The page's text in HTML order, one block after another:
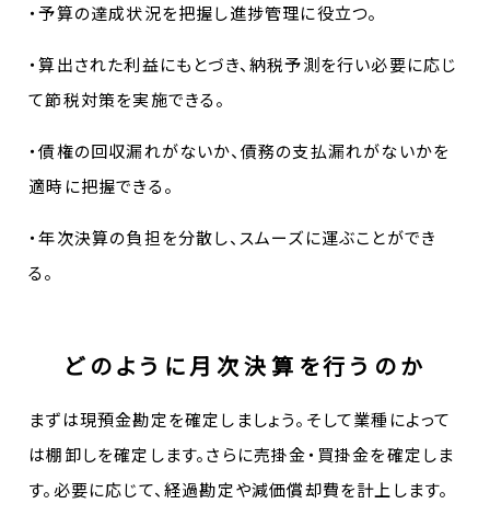
・予算の達成状況を把握し進捗管理に役立つ。
・算出された利益にもとづき、納税予測を行い必要に応じ
て節税対策を実施できる。
・債権の回収漏れがないか、債務の支払漏れがないかを
適時に把握できる。
・年次決算の負担を分散し、スムーズに運ぶことができ
る。
どのように月次決算を行うのか
まずは現預金勘定を確定しましょう。そして業種によって
は棚卸しを確定します。さらに売掛金・買掛金を確定しま
す。必要に応じて、経過勘定や減価償却費を計上します。